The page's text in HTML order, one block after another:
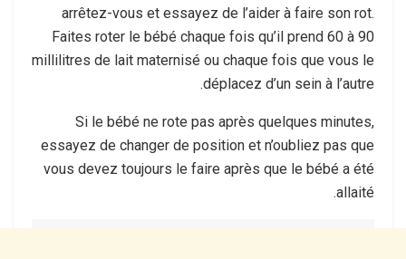
arrêtez-vous et essayez de l’aider à faire son rot.
Faites roter le bébé chaque fois qu’il prend 60 à 90
millilitres de lait maternisé ou chaque fois que vous le
déplacez d’un sein à l’autre.
Si le bébé ne rote pas après quelques minutes,
essayez de changer de position et n’oubliez pas que
vous devez toujours le faire après que le bébé a été
allaité.